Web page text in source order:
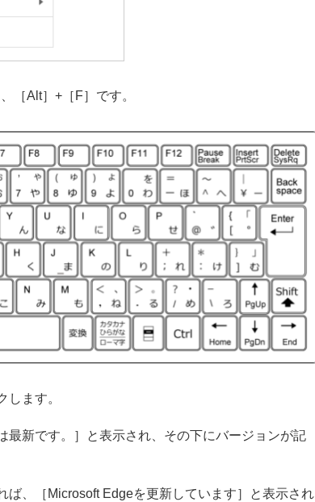
［Alt］+［F］です。
します。
最新です。］と表示され、その下にバージョンが記
ば、［Microsoft Edgeを更新しています］と表示され